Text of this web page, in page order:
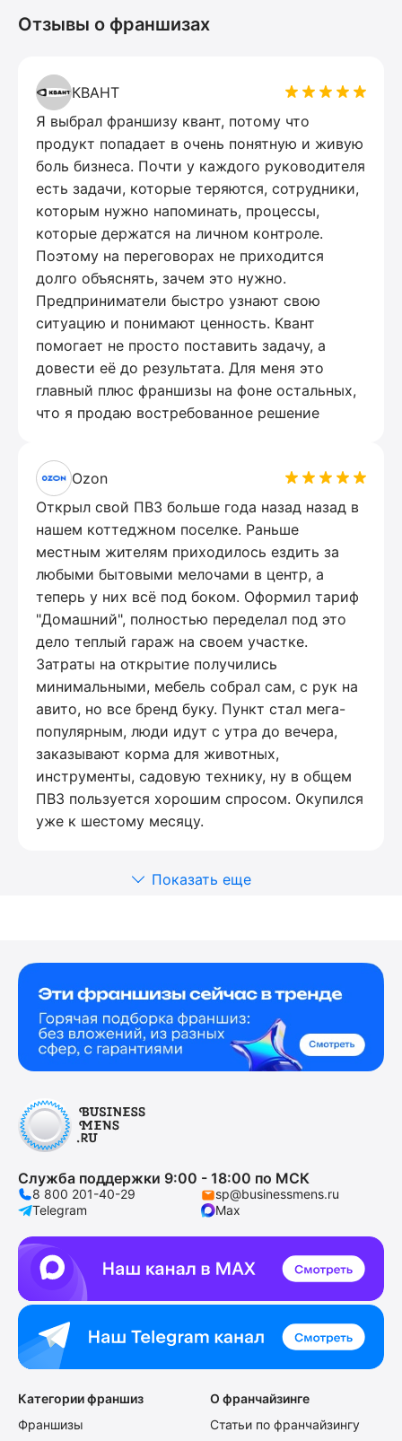
Отзывы о франшизах
КВАНТ
Я выбрал франшизу квант, потому что
продукт попадает в очень понятную и живую
боль бизнеса. Почти у каждого руководителя
есть задачи, которые теряются, сотрудники,
которым нужно напоминать, процессы,
которые держатся на личном контроле.
Поэтому на переговорах не приходится
долго объяснять, зачем это нужно.
Предприниматели быстро узнают свою
ситуацию и понимают ценность. Квант
помогает не просто поставить задачу, а
довести её до результата. Для меня это
главный плюс франшизы на фоне остальных,
что я продаю востребованное решение
Ozon
Открыл свой ПВЗ больше года назад назад в
нашем коттеджном поселке. Раньше
местным жителям приходилось ездить за
любыми бытовыми мелочами в центр, а
теперь у них всё под боком. Оформил тариф
"Домашний", полностью переделал под это
дело теплый гараж на своем участке.
Затраты на открытие получились
минимальными, мебель собрал сам, с рук на
авито, но все бренд буку. Пункт стал мега-
популярным, люди идут с утра до вечера,
заказывают корма для животных,
инструменты, садовую технику, ну в общем
ПВЗ пользуется хорошим спросом. Окупился
уже к шестому месяцу.
Показать еще
Служба поддержки 9:00 - 18:00 по МСК
8 800 201-40-29
sp@businessmens.ru
Telegram
Max
Категории франшиз
Франшизы
О франчайзинге
Статьи по франчайзингу